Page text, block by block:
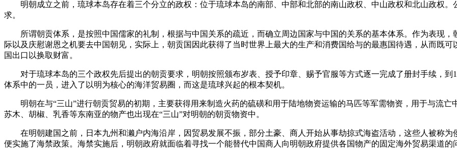
明朝成立之前，琉球本岛存在着三个分立的政权：位于琉球本岛的南部、中部和北部的南山政权、中山政权和北山政权
求。
所谓朝贡体系，是按照中国儒家的礼制，根据与中国关系的疏近，而确立周边国家与中国的关系的基本体系。作为表现
际以及庆慰谢恩之机要去中国朝见，实际上，朝贡国因此获得了当时世界上最大的生产和消费国给与的最惠国待遇，从而既
国出口以换取财富。
对于琉球本岛的三个政权先后提出的朝贡要求，明朝按照颁布岁表、授予印章、赐予官服等方式逐一完成了册封手续，
体系中的一员，进入了以明为核心的海洋贸易圈，而这是琉球兴起的根本契机。
明朝在与“三山”进行朝贡贸易的初期，主要获得用来制造火药的硫磺和用于陆地物资运输的马匹等军需物资，用于与流
苏木、胡椒、乳香等东南亚的物产也出现在“三山”对明朝的朝贡物资中。
在明朝建国之前，日本九州和濑户内海沿岸，因贸易发展不振，部分土豪、商人开始从事劫掠式海盗活动，这些人被称
便实施了海禁政策。海禁实施后，明朝政府就面临着寻找一个能替代中国商人向明朝政府提供各国物产的固定海外贸易渠道的